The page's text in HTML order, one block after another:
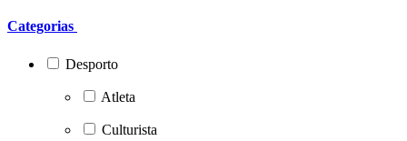
Categorias
Desporto
Atleta
Culturista